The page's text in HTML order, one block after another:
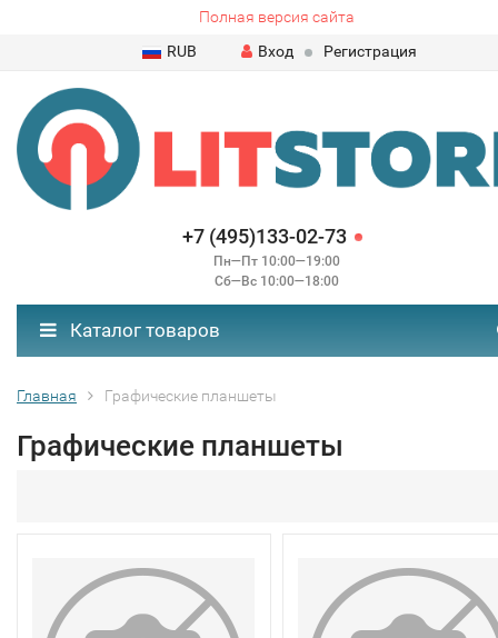
Полная версия сайта
RUB
Вход Регистрация
+7 (495)133-02-73
Пн—Пт 10:00—19:00
Сб—Вс 10:00—18:00
Каталог товаров
Главная Графические планшеты
Графические планшеты